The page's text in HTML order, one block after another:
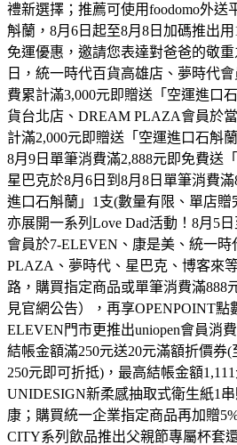
禮新選擇；推薦可使用foodomo外送
斛蘭，8月6日起至8月8日加碼推出
免運優惠，邀請您表達對爸爸的敬
日，統一時代百貨高雄店、夢時代
費累計滿3,000元即贈送「空運進口
貨台北店、DREAM PLAZA會員於
計滿2,000元即贈送「空運進口石斛
8月9日單筆消費滿2,888元即免費送
星巴克於8月6日到8月8日單筆消費
進口石斛蘭」1支(數量有限、單店贈
亦展開一系列Love Dad活動！8月5
會員於7-ELEVEN、康是美、統一
PLAZA、夢時代、星巴克、博客來
路，購買指定商品或單筆消費滿888
見官網公告），再享OPENPOINT點
ELEVEN門市更推出uniopen會員消
結帳金額滿250元送20元滿額折價券
250元即可折抵)，最高結帳金額
UNIDESIGN新柔感抽取式衛生紙1
康；購買統一企業指定商品再加贈
CITY系列飲品推出父親節專屬杯套